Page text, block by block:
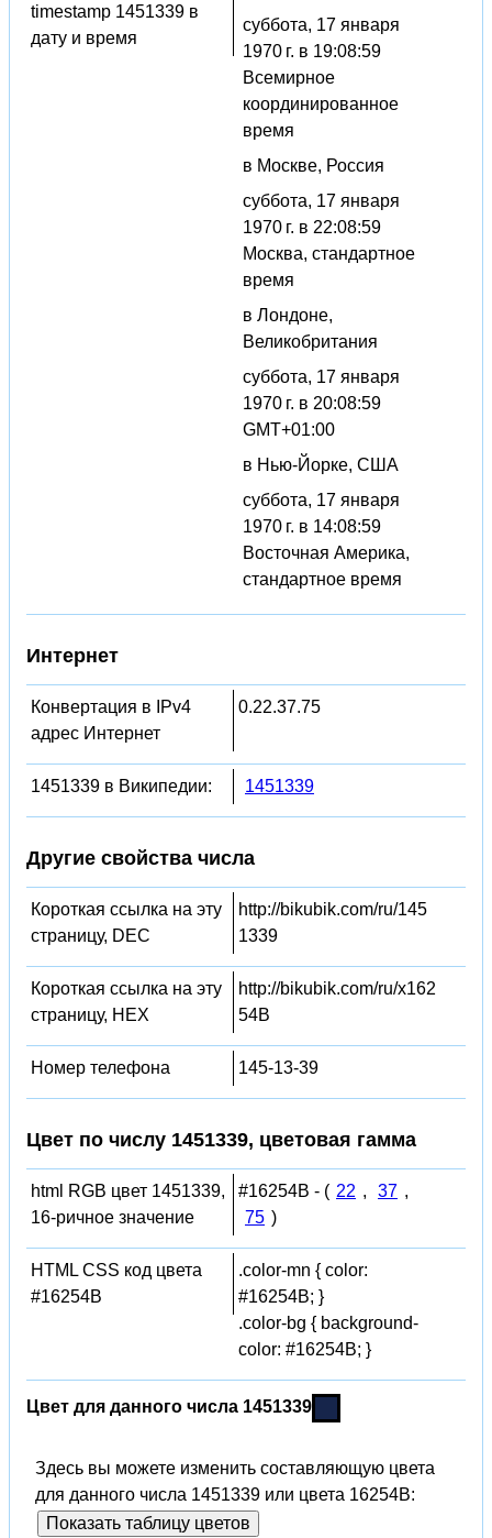
timestamp 1451339 в
дату и время
суббота, 17 января
1970 г. в 19:08:59
Всемирное
координированное
время
в Москве, Россия
суббота, 17 января
1970 г. в 22:08:59
Москва, стандартное
время
в Лондоне,
Великобритания
суббота, 17 января
1970 г. в 20:08:59
GMT+01:00
в Нью-Йорке, США
суббота, 17 января
1970 г. в 14:08:59
Восточная Америка,
стандартное время
Интернет
Конвертация в IPv4
адрес Интернет
0.22.37.75
1451339 в Википедии: 1451339
Другие свойства числа
Короткая ссылка на эту
страницу, DEC
http://bikubik.com/ru/145
1339
Короткая ссылка на эту
страницу, HEX
http://bikubik.com/ru/x162
54B
Номер телефона 145-13-39
Цвет по числу 1451339, цветовая гамма
html RGB цвет 1451339,
16-ричное значение
#16254B - ( 22 , 37 ,
75 )
HTML CSS код цвета
#16254B
.color-mn { color:
#16254B; }
.color-bg { background-
color: #16254B; }
Цвет для данного числа 1451339
Здесь вы можете изменить составляющую цвета
для данного числа 1451339 или цвета 16254B:
Показать таблицу цветов